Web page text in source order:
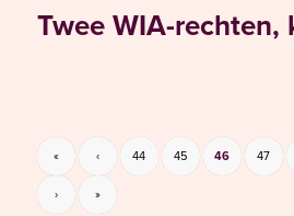
Twee WIA-rechten,
« ‹ 44 45 46 47
› »